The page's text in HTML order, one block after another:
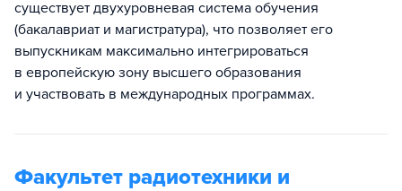
существует двухуровневая система обучения
(бакалавриат и магистратура), что позволяет его
выпускникам максимально интегрироваться
в европейскую зону высшего образования
и участвовать в международных программах.
Факультет радиотехники и